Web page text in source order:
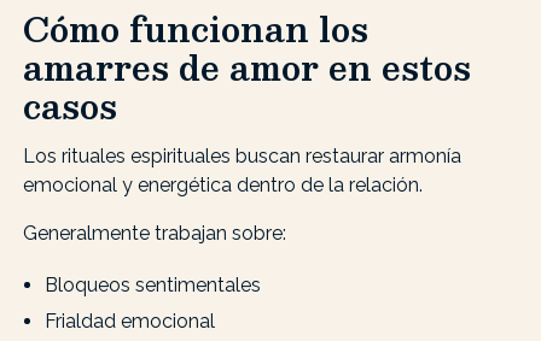
Cómo funcionan los
amarres de amor en estos
casos
Los rituales espirituales buscan restaurar armonía
emocional y energética dentro de la relación.
Generalmente trabajan sobre:
Bloqueos sentimentales
Frialdad emocional